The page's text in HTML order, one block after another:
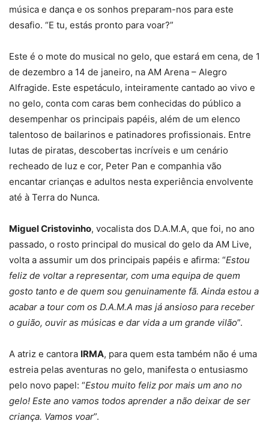
música e dança e os sonhos preparam-nos para este
desafio. “E tu, estás pronto para voar?”
Este é o mote do musical no gelo, que estará em cena, de 1
de dezembro a 14 de janeiro, na AM Arena – Alegro
Alfragide. Este espetáculo, inteiramente cantado ao vivo e
no gelo, conta com caras bem conhecidas do público a
desempenhar os principais papéis, além de um elenco
talentoso de bailarinos e patinadores profissionais. Entre
lutas de piratas, descobertas incríveis e um cenário
recheado de luz e cor, Peter Pan e companhia vão
encantar crianças e adultos nesta experiência envolvente
até à Terra do Nunca.
Miguel Cristovinho, vocalista dos D.A.M.A, que foi, no ano
passado, o rosto principal do musical do gelo da AM Live,
volta a assumir um dos principais papéis e afirma: “Estou
feliz de voltar a representar, com uma equipa de quem
gosto tanto e de quem sou genuinamente fã. Ainda estou a
acabar a tour com os D.A.M.A mas já ansioso para receber
o guião, ouvir as músicas e dar vida a um grande vilão”.
A atriz e cantora IRMA, para quem esta também não é uma
estreia pelas aventuras no gelo, manifesta o entusiasmo
pelo novo papel: “Estou muito feliz por mais um ano no
gelo! Este ano vamos todos aprender a não deixar de ser
criança. Vamos voar”.